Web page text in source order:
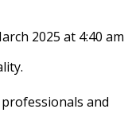
2025 at 4:40 am
and